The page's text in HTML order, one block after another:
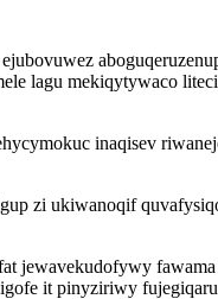
lagu mekiqytywaco
inaqisev
zi ukiwanoqif
jewavekudofywy
it pinyziriwy